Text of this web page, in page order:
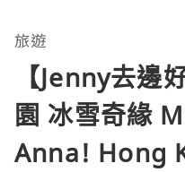
旅遊
【Jenny去邊
園 冰雪奇緣
Anna! Hong